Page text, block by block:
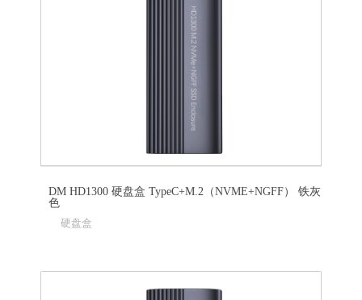
DM HD1300 硬盘盒 TypeC+M.2（NVME+NGFF） 铁灰
色
硬盘盒